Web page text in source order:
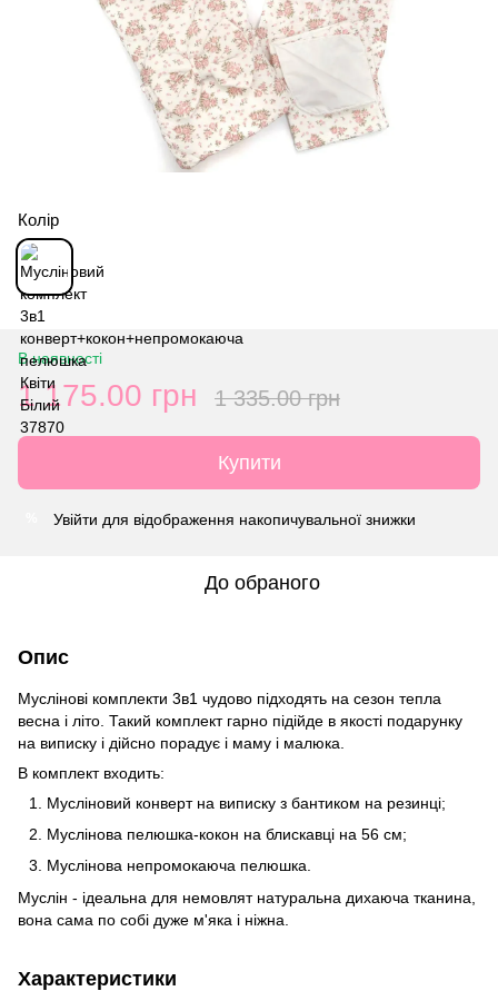
Колір
В наявності
1 175.00 грн 1 335.00 грн
Купити
Увійти для відображення накопичувальної знижки
До обраного
Опис
Муслінові комплекти 3в1 чудово підходять на сезон тепла
весна і літо. Такий комплект гарно підійде в якості подарунку
на виписку і дійсно порадує і маму і малюка.
В комплект входить:
Мусліновий конверт на виписку з бантиком на резинці;
Муслінова пелюшка-кокон на блискавці на 56 см;
Муслінова непромокаюча пелюшка.
Муслін - ідеальна для немовлят натуральна дихаюча тканина,
вона сама по собі дуже м'яка і ніжна.
Характеристики